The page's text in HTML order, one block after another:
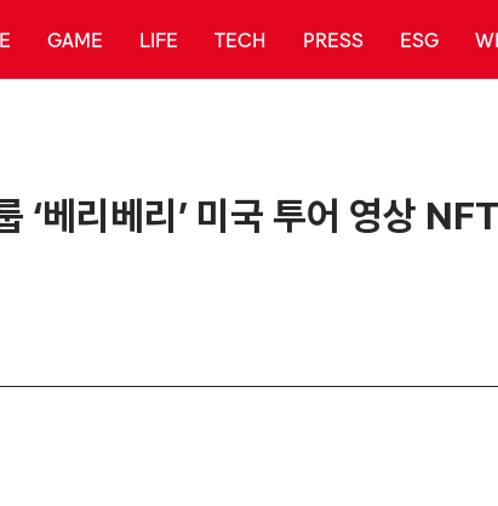
GAME LIFE TECH PRESS ESG
베리베리’ 미국 투어 영상 NFT